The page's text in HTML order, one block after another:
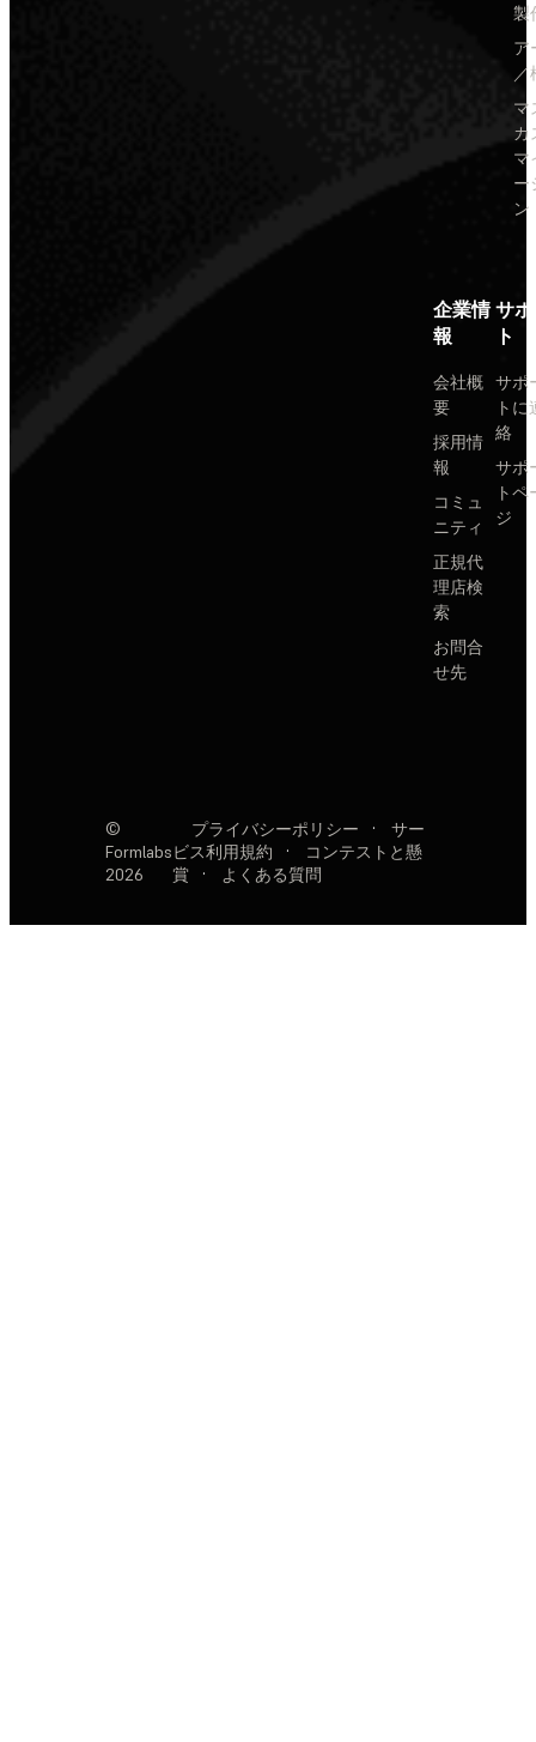
製
ア
／
マ
カ
マ
ー
ン
企業情
報
会社概
要
採用情
報
コミュ
ニティ
正規代
理店検
索
お問合
せ先
サ
ト
サポ
トに
絡
サポ
トペ
ジ
©
Formlabs
2026
プライバシーポリシー ·
サー
ビス利用規約
·
コンテストと懸
賞
· よくある質問